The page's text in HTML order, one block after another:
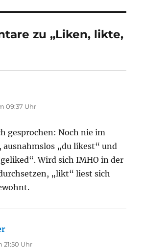
zu „Liken, likte,
09:37 Uhr
gesprochen: Noch nie im
ausnahmslos „du likest“ und
Wird sich IMHO in der
„likt“ liest sich
21:50 Uhr